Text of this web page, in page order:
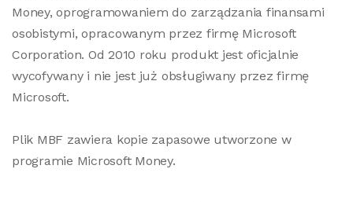
Money, oprogramowaniem do zarządzania finansami
osobistymi, opracowanym przez firmę Microsoft
Corporation. Od 2010 roku produkt jest oficjalnie
wycofywany i nie jest już obsługiwany przez firmę
Microsoft.
Plik MBF zawiera kopie zapasowe utworzone w
programie Microsoft Money.